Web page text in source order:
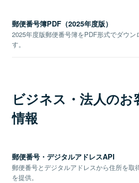
郵便番号簿PDF（2025年度版）
2025年度版郵便番号簿をPDF形式でダウン
す。
ビジネス・法人のお
情報
郵便番号・デジタルアドレスAPI
郵便番号とデジタルアドレスから住所を取
を提供。